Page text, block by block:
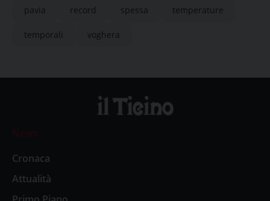
pavia record spessa temperature
temporali voghera
News
Cronaca
Attualità